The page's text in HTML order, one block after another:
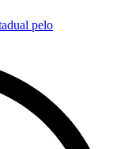
pelo